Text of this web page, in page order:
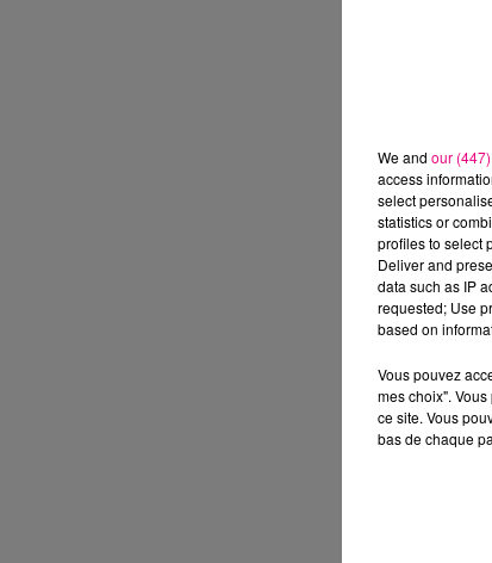
We and our
access
select
statistics or
profiles to select
Deliver and
data such as IP
requested; Use
based on
Vous pouvez
mes choix".
ce site. Vous
bas de chaque